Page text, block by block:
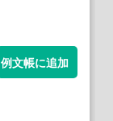
例文帳に追加